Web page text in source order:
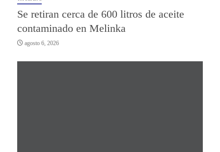
Se retiran cerca de 600 litros de aceite
contaminado en Melinka
agosto 6, 2026